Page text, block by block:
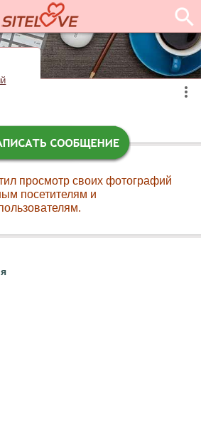
просмотр своих фотографий
посетителям и